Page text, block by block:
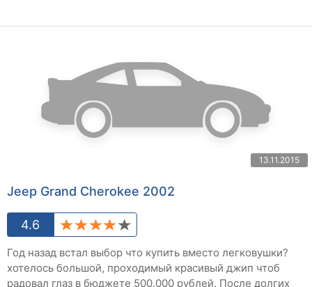
13.11.2015
Jeep Grand Cherokee 2002
4.6
Год назад встал выбор что купить вместо легковушки?
хотелось большой, проходимый красивый джип чтоб
радовал глаз в бюджете 500.000 рублей. После долгих